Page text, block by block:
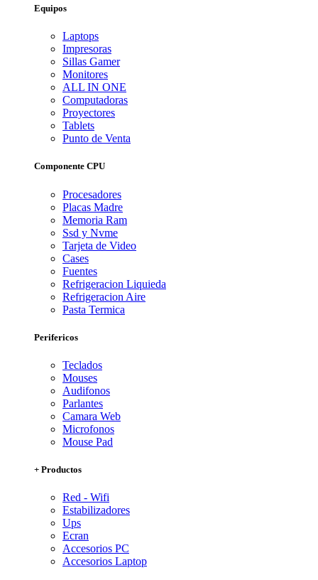
Equipos
Laptops
Impresoras
Sillas Gamer
Monitores
ALL IN ONE
Computadoras
Proyectores
Tablets
Punto de Venta
Componente CPU
Procesadores
Placas Madre
Memoria Ram
Ssd y Nvme
Tarjeta de Video
Cases
Fuentes
Refrigeracion Liquieda
Refrigeracion Aire
Pasta Termica
Perifericos
Teclados
Mouses
Audifonos
Parlantes
Camara Web
Microfonos
Mouse Pad
+ Productos
Red - Wifi
Estabilizadores
Ups
Ecran
Accesorios PC
Accesorios Laptop